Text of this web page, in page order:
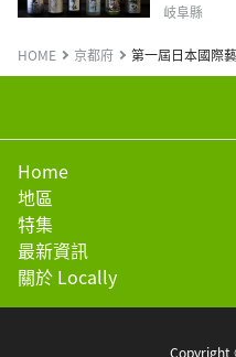
岐阜縣
HOME 京都府 第一屆日本國際
Home
地區
特集
最新資訊
關於 Locally
Copyright